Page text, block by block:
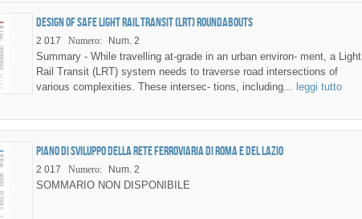
Design of safe Light Rail Transit (LRT) roundabouts
2 017 Numero: Num. 2
Summary - While travelling at-grade in an urban environ- ment, a Light
Rail Transit (LRT) system needs to traverse road intersections of
various complexities. These intersec- tions, including...
leggi tutto
Piano di sviluppo della rete ferroviaria di Roma e del Lazio
2 017 Numero: Num. 2
SOMMARIO NON DISPONIBILE